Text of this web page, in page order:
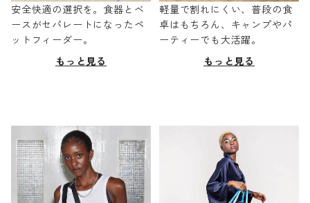
安全快適の選択を。食器とベ
ースがセパレートになったペ
ットフィーダー。
もっと見る
軽量で割れにくい、普段の食
卓はもちろん、キャンプやパ
ーティーでも大活躍。
もっと見る